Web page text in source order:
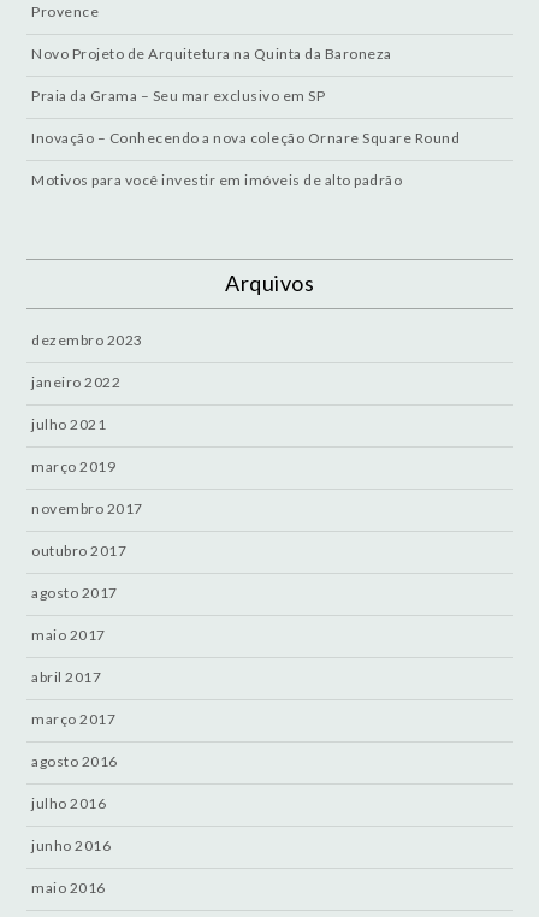
Provence
Novo Projeto de Arquitetura na Quinta da Baroneza
Praia da Grama – Seu mar exclusivo em SP
Inovação – Conhecendo a nova coleção Ornare Square Round
Motivos para você investir em imóveis de alto padrão
Arquivos
dezembro 2023
janeiro 2022
julho 2021
março 2019
novembro 2017
outubro 2017
agosto 2017
maio 2017
abril 2017
março 2017
agosto 2016
julho 2016
junho 2016
maio 2016